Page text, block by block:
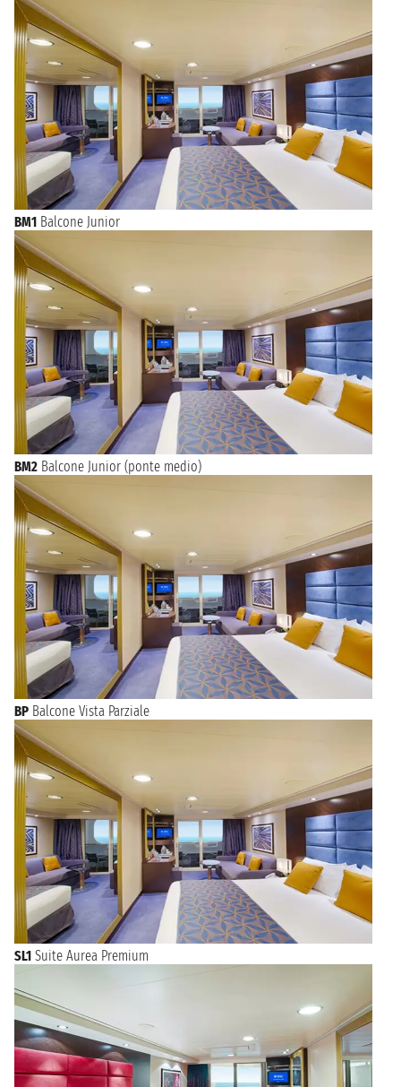
BM1 Balcone Junior
BM2 Balcone Junior (ponte medio)
BP Balcone Vista Parziale
SL1 Suite Aurea Premium